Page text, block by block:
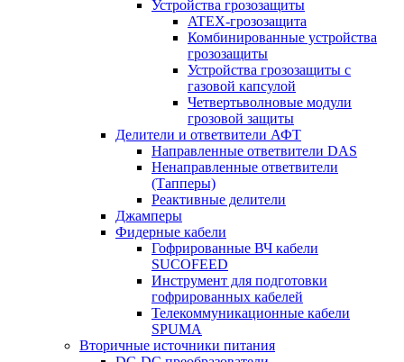
Устройства грозозащиты
ATEX-грозозащита
Комбинированные устройства
грозозащиты
Устройства грозозащиты с
газовой капсулой
Четвертьволновые модули
грозовой защиты
Делители и ответвители АФТ
Направленные ответвители DAS
Ненаправленные ответвители
(Тапперы)
Реактивные делители
Джамперы
Фидерные кабели
Гофрированные ВЧ кабели
SUCOFEED
Инструмент для подготовки
гофрированных кабелей
Телекоммуникационные кабели
SPUMA
Вторичные источники питания